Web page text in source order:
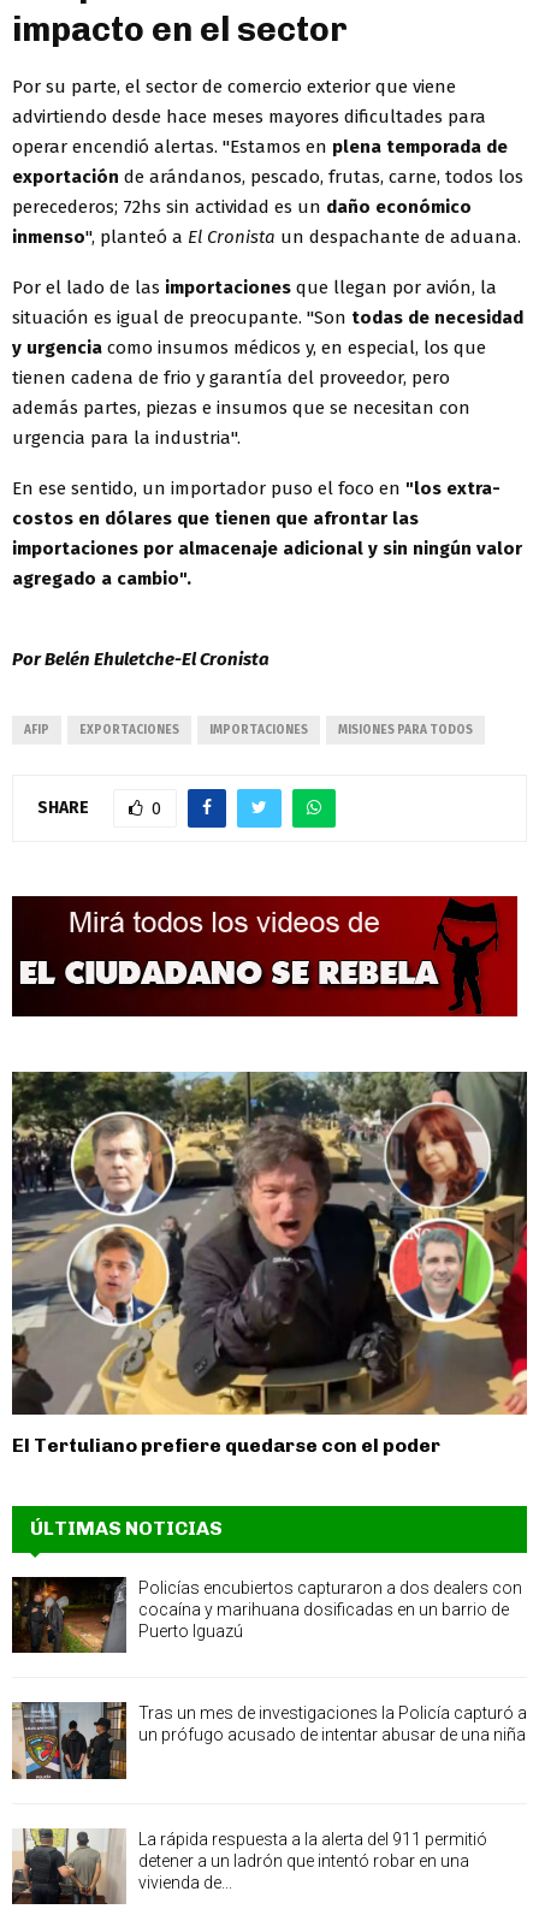
impacto en el sector
Por su parte, el sector de comercio exterior que viene
advirtiendo desde hace meses mayores dificultades para
operar encendió alertas. "Estamos en plena temporada de
exportación de arándanos, pescado, frutas, carne, todos los
perecederos; 72hs sin actividad es un daño económico
inmenso", planteó a El Cronista un despachante de aduana.
Por el lado de las importaciones que llegan por avión, la
situación es igual de preocupante. "Son todas de necesidad
y urgencia como insumos médicos y, en especial, los que
tienen cadena de frio y garantía del proveedor, pero
además partes, piezas e insumos que se necesitan con
urgencia para la industria".
En ese sentido, un importador puso el foco en "los extra-
costos en dólares que tienen que afrontar las
importaciones por almacenaje adicional y sin ningún valor
agregado a cambio".
Por Belén Ehuletche-El Cronista
AFIP EXPORTACIONES IMPORTACIONES MISIONES PARA TODOS
SHARE 0
El Tertuliano prefiere quedarse con el poder
ÚLTIMAS NOTICIAS
Policías encubiertos capturaron a dos dealers con
cocaína y marihuana dosificadas en un barrio de
Puerto Iguazú
Tras un mes de investigaciones la Policía capturó a
un prófugo acusado de intentar abusar de una niña
La rápida respuesta a la alerta del 911 permitió
detener a un ladrón que intentó robar en una
vivienda de...